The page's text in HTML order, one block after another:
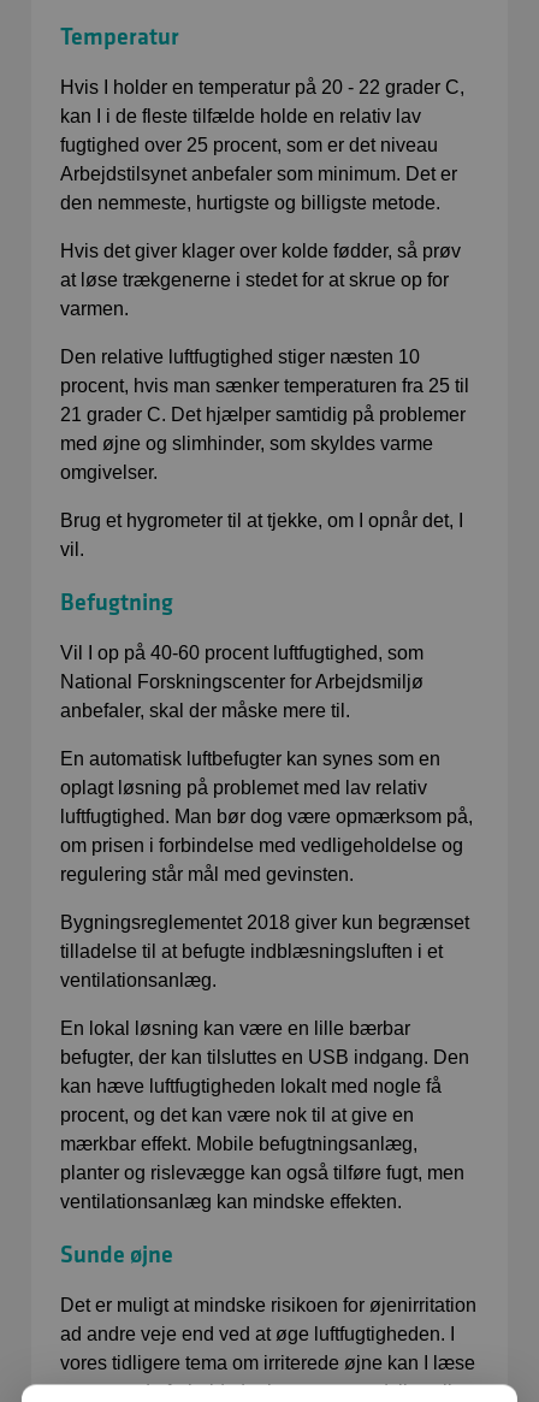
Temperatur
Hvis I holder en temperatur på 20 - 22 grader C,
kan I i de fleste tilfælde holde en relativ lav
fugtighed over 25 procent, som er det niveau
Arbejdstilsynet anbefaler som minimum. Det er
den nemmeste, hurtigste og billigste metode.
Hvis det giver klager over kolde fødder, så prøv
at løse trækgenerne i stedet for at skrue op for
varmen.
Den relative luftfugtighed stiger næsten 10
procent, hvis man sænker temperaturen fra 25 til
21 grader C. Det hjælper samtidig på problemer
med øjne og slimhinder, som skyldes varme
omgivelser.
Brug et hygrometer til at tjekke, om I opnår det, I
vil.
Befugtning
Vil I op på 40-60 procent luftfugtighed, som
National Forskningscenter for Arbejdsmiljø
anbefaler, skal der måske mere til.
En automatisk luftbefugter kan synes som en
oplagt løsning på problemet med lav relativ
luftfugtighed. Man bør dog være opmærksom på,
om prisen i forbindelse med vedligeholdelse og
regulering står mål med gevinsten.
Bygningsreglementet 2018 giver kun begrænset
tilladelse til at befugte indblæsningsluften i et
ventilationsanlæg.
En lokal løsning kan være en lille bærbar
befugter, der kan tilsluttes en USB indgang. Den
kan hæve luftfugtigheden lokalt med nogle få
procent, og det kan være nok til at give en
mærkbar effekt. Mobile befugtningsanlæg,
planter og rislevægge kan også tilføre fugt, men
ventilationsanlæg kan mindske effekten.
Sunde øjne
Det er muligt at mindske risikoen for øjenirritation
ad andre veje end ved at øge luftfugtigheden. I
vores tidligere tema om irriterede øjne kan I læse
mere om de forhold, der kan være med til at sikre